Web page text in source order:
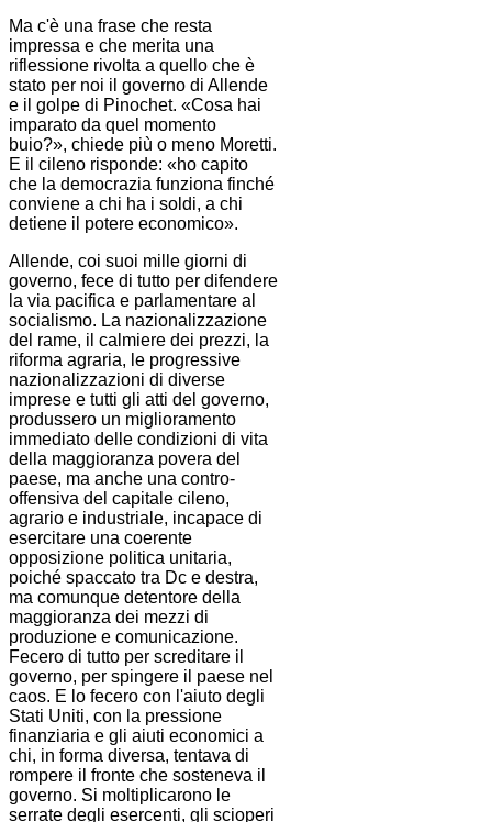
Ma c'è una frase che resta
impressa e che merita una
riflessione rivolta a quello che è
stato per noi il governo di Allende
e il golpe di Pinochet. «Cosa hai
imparato da quel momento
buio?», chiede più o meno Moretti.
E il cileno risponde: «ho capito
che la democrazia funziona finché
conviene a chi ha i soldi, a chi
detiene il potere economico».
Allende, coi suoi mille giorni di
governo, fece di tutto per difendere
la via pacifica e parlamentare al
socialismo. La nazionalizzazione
del rame, il calmiere dei prezzi, la
riforma agraria, le progressive
nazionalizzazioni di diverse
imprese e tutti gli atti del governo,
produssero un miglioramento
immediato delle condizioni di vita
della maggioranza povera del
paese, ma anche una contro-
offensiva del capitale cileno,
agrario e industriale, incapace di
esercitare una coerente
opposizione politica unitaria,
poiché spaccato tra Dc e destra,
ma comunque detentore della
maggioranza dei mezzi di
produzione e comunicazione.
Fecero di tutto per screditare il
governo, per spingere il paese nel
caos. E lo fecero con l'aiuto degli
Stati Uniti, con la pressione
finanziaria e gli aiuti economici a
chi, in forma diversa, tentava di
rompere il fronte che sosteneva il
governo. Si moltiplicarono le
serrate degli esercenti, gli scioperi